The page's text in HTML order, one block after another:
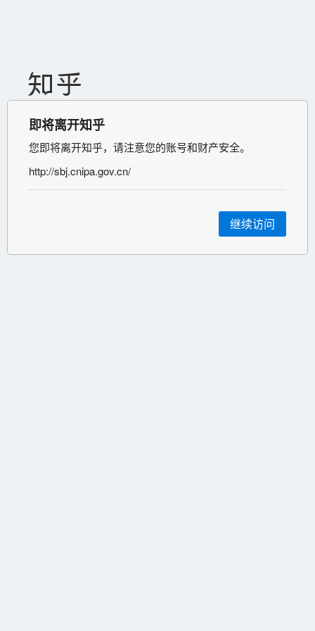
即将离开知乎
您即将离开知乎，请注意您的账号和财产安全。
http://sbj.cnipa.gov.cn/
继续访问